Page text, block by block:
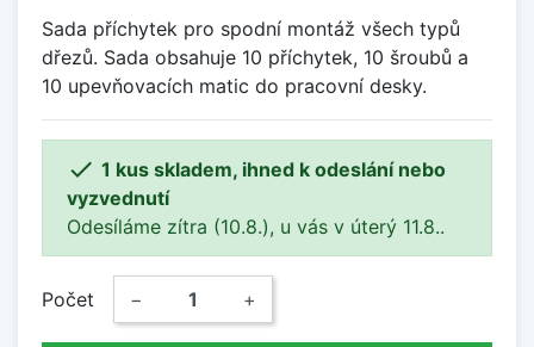
Sada příchytek pro spodní montáž všech typů
dřezů. Sada obsahuje 10 příchytek, 10 šroubů a
10 upevňovacích matic do pracovní desky.
 1 kus skladem, ihned k odeslání nebo
vyzvednutí
Odesíláme zítra (10.8.), u vás v úterý 11.8..
Počet − +